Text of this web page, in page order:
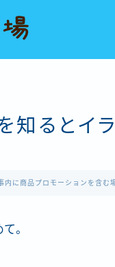
るとイラ
内に商品プロモーションを含む
。